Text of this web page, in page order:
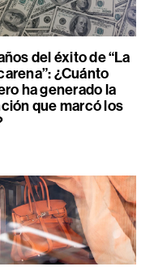
del éxito de “La
¿Cuánto
ha generado la
que marcó los